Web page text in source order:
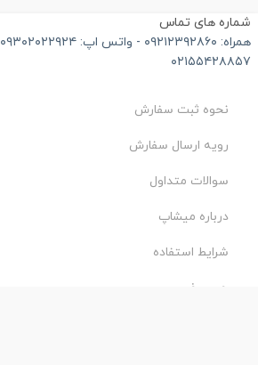
های تماس
- واتس اپ: ۰۹۳۰۲۰۲۲۹۲۴
-
نحوه ثبت سفارش
رویه ارسال سفارش
سوالات متداول
درباره میشاپ
شرایط استفاده
حریم خصوصی